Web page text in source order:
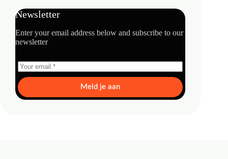
Newsletter
Enter your email address below and subscribe to our
newsletter
Meld je aan